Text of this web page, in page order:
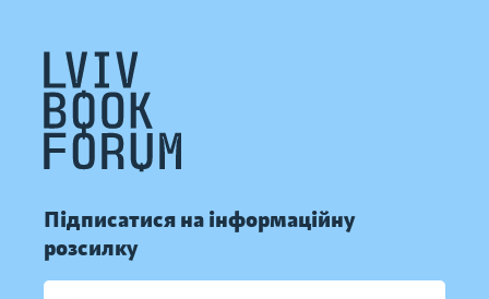
Підписатися на інформаційну
розсилку